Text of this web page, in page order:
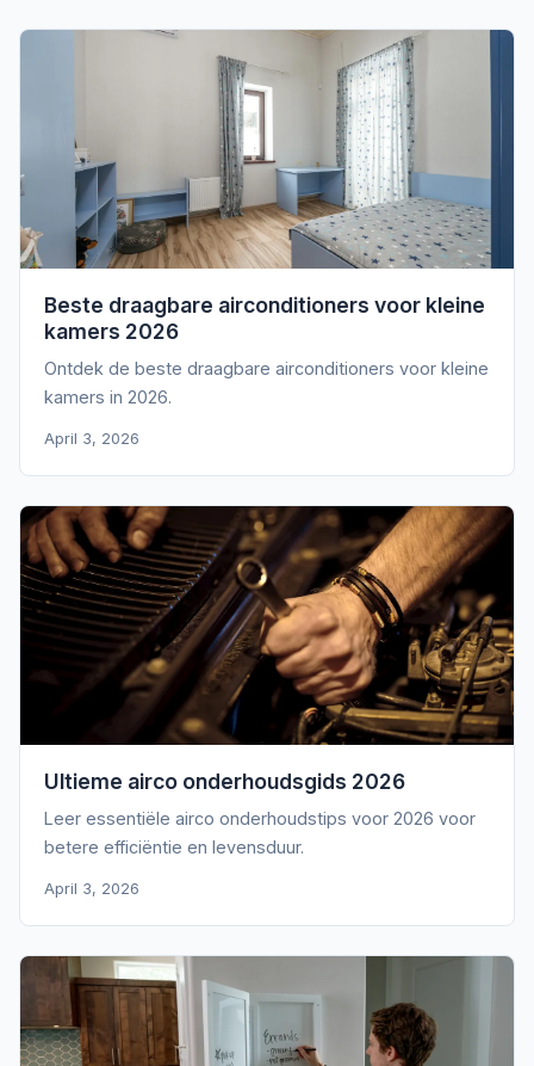
Beste draagbare airconditioners voor kleine
kamers 2026
Ontdek de beste draagbare airconditioners voor kleine
kamers in 2026.
April 3, 2026
Ultieme airco onderhoudsgids 2026
Leer essentiële airco onderhoudstips voor 2026 voor
betere efficiëntie en levensduur.
April 3, 2026